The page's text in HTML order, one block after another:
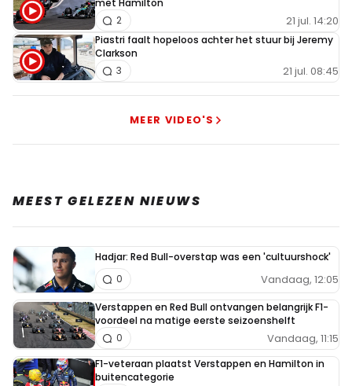
met Hamilton
21 jul. 14:20
2
Piastri faalt hopeloos achter het stuur bij Jeremy
Clarkson
21 jul. 08:45
3
MEER VIDEO'S
MEEST GELEZEN NIEUWS
Hadjar: Red Bull-overstap was een 'cultuurshock'
Vandaag, 12:05
0
Verstappen en Red Bull ontvangen belangrijk F1-
voordeel na matige eerste seizoenshelft
Vandaag, 11:15
0
F1-veteraan plaatst Verstappen en Hamilton in
buitencategorie